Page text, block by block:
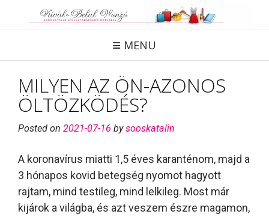
MENU
MILYEN AZ ÖN-AZONOS
ÖLTÖZKÖDÉS?
Posted on 2021-07-16 bysooskatalin
A koronavírus miatti 1,5 éves karanténom, majd a
3 hónapos kovid betegség nyomot hagyott
rajtam, mind testileg, mind lelkileg. Most már
kijárok a világba, és azt veszem észre magamon,